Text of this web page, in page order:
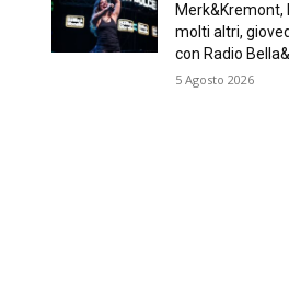
Merk&Kremont,
molti altri,
con Radio
5 Agosto 2026